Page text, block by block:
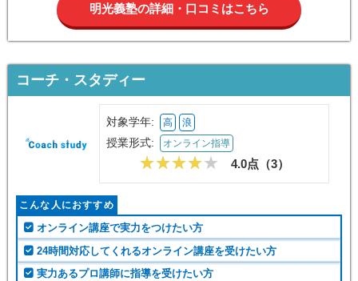
明光義塾の詳細・口コミはこちら
コーチ・スタディー
対象学年: 高 浪
授業形式: オンライン指導
4.0点（3）
こんな人におすすめ
オンライン講座で実力をつけたい方
24時間対応してくれるオンライン講座を受けたい方
実力あるプロ講師に指導を受けたい方